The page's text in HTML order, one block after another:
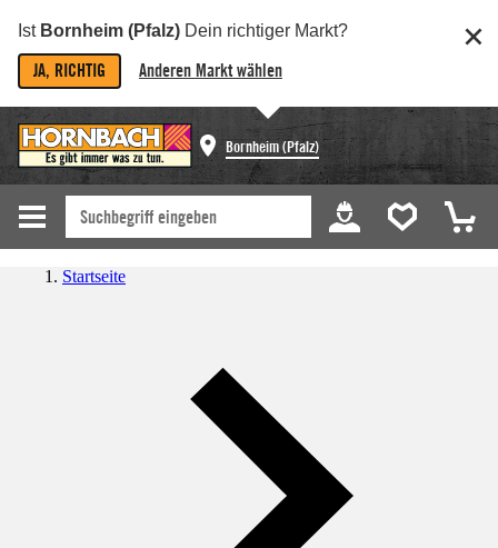
Ist Bornheim (Pfalz) Dein richtiger Markt?
JA, RICHTIG Anderen Markt wählen
Bornheim (Pfalz)
Startseite